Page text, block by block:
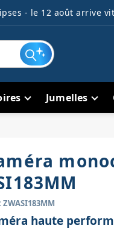
- le 12 août arrive
Jumelles
ZWASI183MM
haute